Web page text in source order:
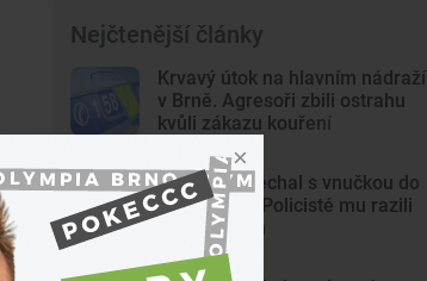
Nejčtenější články
Krvavý útok na hlavním nádraží
v Brně. Agresoři zbili ostrahu
kvůli zákazu kouření
Dědeček spěchal s vnučkou do
nemocnice. Policisté mu razili
cestu Brnem